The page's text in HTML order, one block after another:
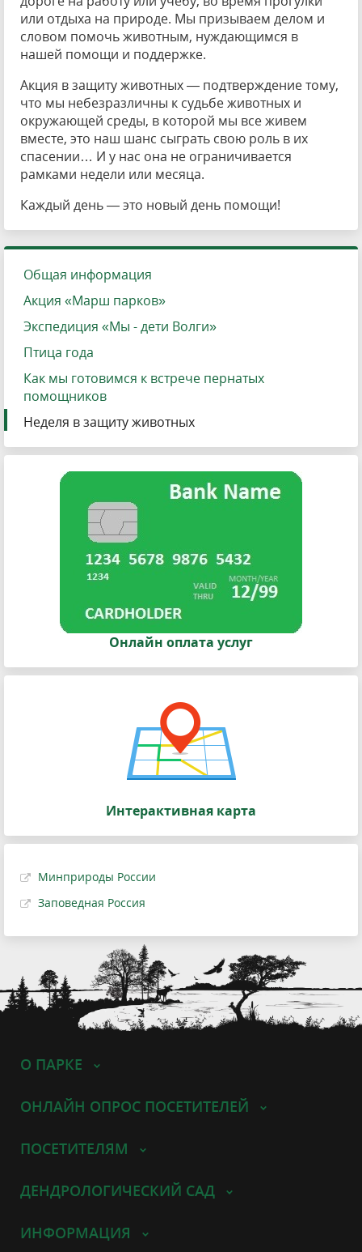
или отдыха на природе. Мы призываем делом и
словом помочь животным, нуждающимся в
нашей помощи и поддержке.
Акция в защиту животных — подтверждение тому,
что мы небезразличны к судьбе животных и
окружающей среды, в которой мы все живем
вместе, это наш шанс сыграть свою роль в их
спасении… И у нас она не ограничивается
рамками недели или месяца.
Каждый день — это новый день помощи!
Общая информация
Акция «Марш парков»
Экспедиция «Мы - дети Волги»
Птица года
Как мы готовимся к встрече пернатых
помощников
Неделя в защиту животных
Онлайн оплата услуг
Интерактивная карта
Минприроды России
Заповедная Россия
О ПАРКЕ
ОНЛАЙН ОПРОС ПОСЕТИТЕЛЕЙ
ПОСЕТИТЕЛЯМ
ДЕНДРОЛОГИЧЕСКИЙ САД
ИНФОРМАЦИЯ